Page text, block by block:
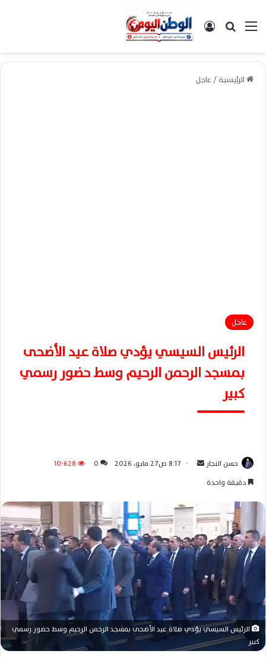
القائمةبحث عن تسجيل الدخول
الرئيسية/عاجل
عاجل
الرئيس السيسي يؤدي صلاة عيد الأضحى
بمسجد الرحمن الرحيم وسط حضور رسمي
كبير
حسن النجار
ل
ب
ر
ي
د
ل
ك
ت
ر
8:17 ص27 مايو، 2026 0
10٬628
دقيقة واحدة
الرئيس السيسي يؤدي صلاة عيد الأضحى بمسجد الرحمن الرحيم وسط حضور رسمي
كبير